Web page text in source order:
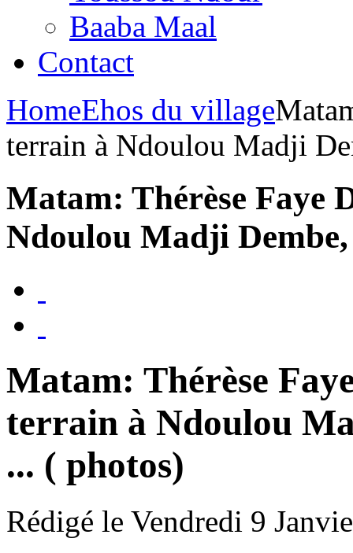
Baaba Maal
Contact
HomeEhos du village
terrain à Ndoulou Madji
Matam: Thérèse Faye
Ndoulou Madji
Matam: Thérèse
terrain à Ndoulou
... ( photos)
Rédigé le Vendredi 9